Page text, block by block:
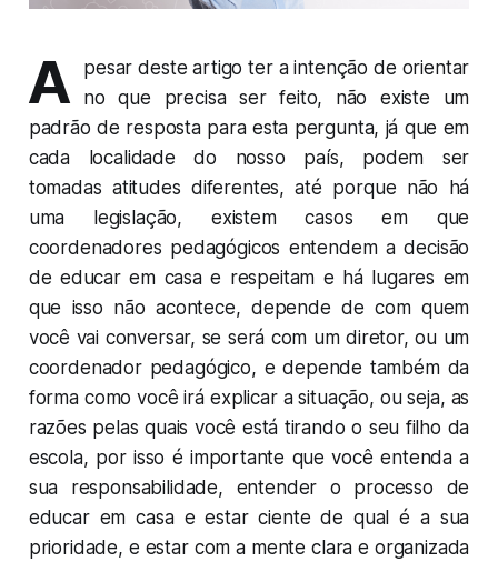
A
pesar deste artigo ter a intenção de orientar
no que precisa ser feito, não existe um
padrão de resposta para esta pergunta, já que em
cada localidade do nosso país, podem ser
tomadas atitudes diferentes, até porque não há
uma legislação, existem casos em que
coordenadores pedagógicos entendem a decisão
de educar em casa e respeitam e há lugares em
que isso não acontece, depende de com quem
você vai conversar, se será com um diretor, ou um
coordenador pedagógico, e depende também da
forma como você irá explicar a situação, ou seja, as
razões pelas quais você está tirando o seu filho da
escola, por isso é importante que você entenda a
sua responsabilidade, entender o processo de
educar em casa e estar ciente de qual é a sua
prioridade, e estar com a mente clara e organizada